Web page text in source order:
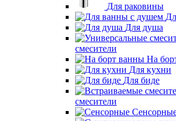
Для раковины
Для душа
смесители
На
Для кухни
Для биде
смесители